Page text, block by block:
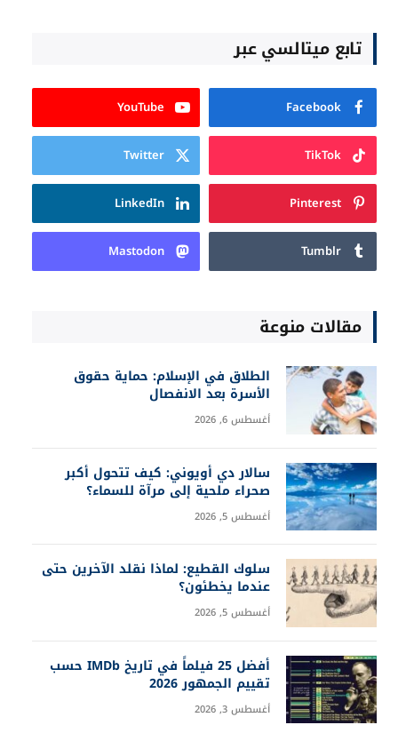
تابع ميتالسي عبر
Facebook
YouTube
TikTok
Twitter
Pinterest
LinkedIn
Tumblr
Mastodon
مقالات منوعة
الطلاق في الإسلام: حماية حقوق
الأسرة بعد الانفصال
أغسطس 6, 2026
سالار دي أويوني: كيف تتحول أكبر
صحراء ملحية إلى مرآة للسماء؟
أغسطس 5, 2026
سلوك القطيع: لماذا نقلد الآخرين حتى
عندما يخطئون؟
أغسطس 5, 2026
أفضل 25 فيلماً في تاريخ IMDb حسب
تقييم الجمهور 2026
أغسطس 3, 2026